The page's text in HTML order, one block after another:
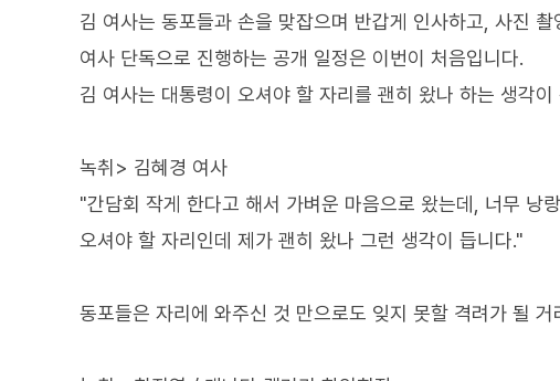
김 여사는 동포들과 손을 맞잡으며 반갑게 인사하고, 사진
여사 단독으로 진행하는 공개 일정은 이번이 처음입니다.
김 여사는 대통령이 오셔야 할 자리를 괜히 왔나 하는 생각이
녹취> 김혜경 여사
"간담회 작게 한다고 해서 가벼운 마음으로 왔는데, 너무 낭
오셔야 할 자리인데 제가 괜히 왔나 그런 생각이 듭니다."
동포들은 자리에 와주신 것 만으로도 잊지 못할 격려가 될